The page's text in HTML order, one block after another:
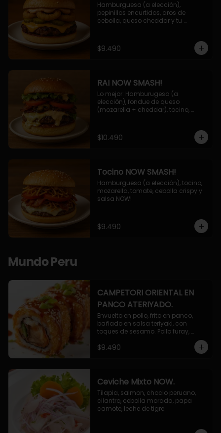
Hamburguesa (a elección),
pepinillos encurtidos, aros de
cebolla, queso cheddar y tu
$9.490
RAI NOW SMASH!
Lo mejor: Hamburugesa (a
elección), fondue de queso
(mozarella + cheddar), tocino,
NOW!
$10.490
Tocino NOW SMASH!
Hamburguesa (a elección), tocino,
mozarella, tomate, cebolla crispy y
salsa NOW!
$9.490
Mundo Peru
CAMPETORI ORIENTAL EN
PANCO ATERIYADO.
Envuelto en pollo, frito en panco,
bañado en salsa teriyaki, con
toques de sesamo. Pollo furay,
queso, champiñon furay, cebollin.
$9.490
Ceviche Mixto NOW.
Tilapia, salmon, choclo peruano,
cilantro, cebolla morada, papa
camote, leche de tigre.